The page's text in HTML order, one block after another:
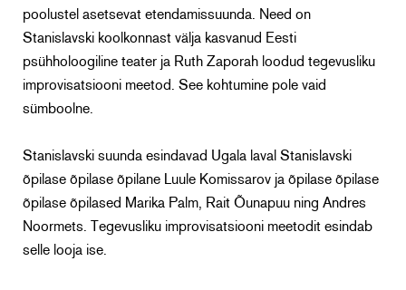
poolustel asetsevat etendamissuunda. Need on
Stanislavski koolkonnast välja kasvanud Eesti
psühholoogiline teater ja Ruth Zaporah loodud tegevusliku
improvisatsiooni meetod. See kohtumine pole vaid
sümboolne.
Stanislavski suunda esindavad Ugala laval Stanislavski
õpilase õpilase õpilane Luule Komissarov ja õpilase õpilase
õpilase õpilased Marika Palm, Rait Õunapuu ning Andres
Noormets. Tegevusliku improvisatsiooni meetodit esindab
selle looja ise.